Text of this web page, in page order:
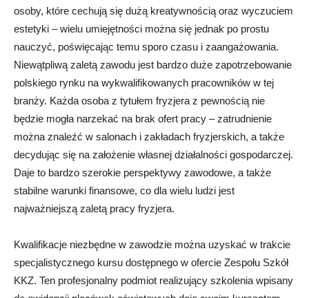
osoby, które cechują się dużą kreatywnością oraz wyczuciem
estetyki – wielu umiejętności można się jednak po prostu
nauczyć, poświęcając temu sporo czasu i zaangażowania.
Niewątpliwą zaletą zawodu jest bardzo duże zapotrzebowanie
polskiego rynku na wykwalifikowanych pracowników w tej
branży. Każda osoba z tytułem fryzjera z pewnością nie
będzie mogła narzekać na brak ofert pracy – zatrudnienie
można znaleźć w salonach i zakładach fryzjerskich, a także
decydując się na założenie własnej działalności gospodarczej.
Daje to bardzo szerokie perspektywy zawodowe, a także
stabilne warunki finansowe, co dla wielu ludzi jest
najważniejszą zaletą pracy fryzjera.
Kwalifikacje niezbędne w zawodzie można uzyskać w trakcie
specjalistycznego kursu dostępnego w ofercie Zespołu Szkół
KKZ. Ten profesjonalny podmiot realizujący szkolenia wpisany